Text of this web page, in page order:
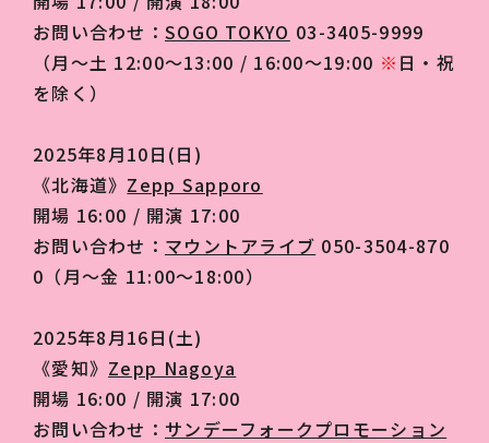
お問い合わせ： SOGO TOKYO 03-3405-9999
（月～土 12:00～13:00 / 16:00～19:00 ※ 日・祝
を除く）
2025年8月10日(日)
《北海道》 Zepp Sapporo
開場 16:00 / 開演 17:00
お問い合わせ： マウントアライブ 050-3504-870
0（月～金 11:00～18:00）
2025年8月16日(土)
《愛知》 Zepp Nagoya
開場 16:00 / 開演 17:00
お問い合わせ： サンデーフォークプロモーション